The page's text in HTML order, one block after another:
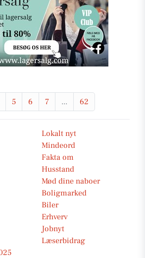
5 6 7 ... 62
Lokalt nyt
Mindeord
Fakta om
Husstand
Mød dine naboer
Boligmarked
Biler
Erhverv
Jobnyt
Læserbidrag